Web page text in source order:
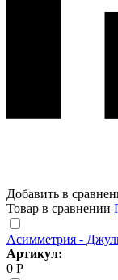
Добавить в
Товар в сравнении
Асимметрия -
Артикул:
0 Р